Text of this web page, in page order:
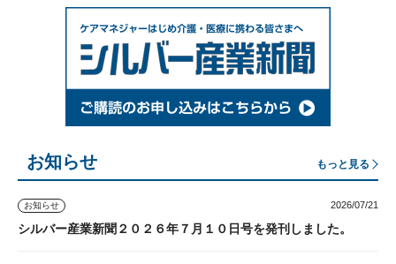
お知らせ もっと見る
お知らせ 2026/07/21
シルバー産業新聞２０２６年７月１０日号を発刊しました。